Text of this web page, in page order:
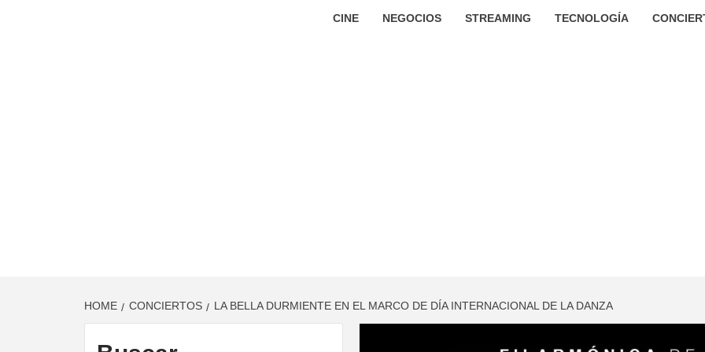
CINE NEGOCIOS STREAMING TECNOLOGÍA
HOME CONCIERTOS LA BELLA DURMIENTE EN EL MARCO DE DÍA INTERNACIONAL DE LA DANZA